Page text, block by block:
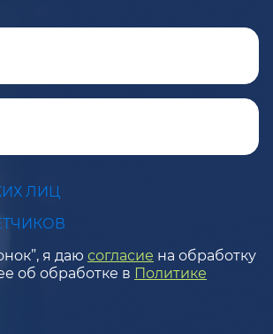
ЛИЦ
я даю согласие на обработку
об обработке в Политике